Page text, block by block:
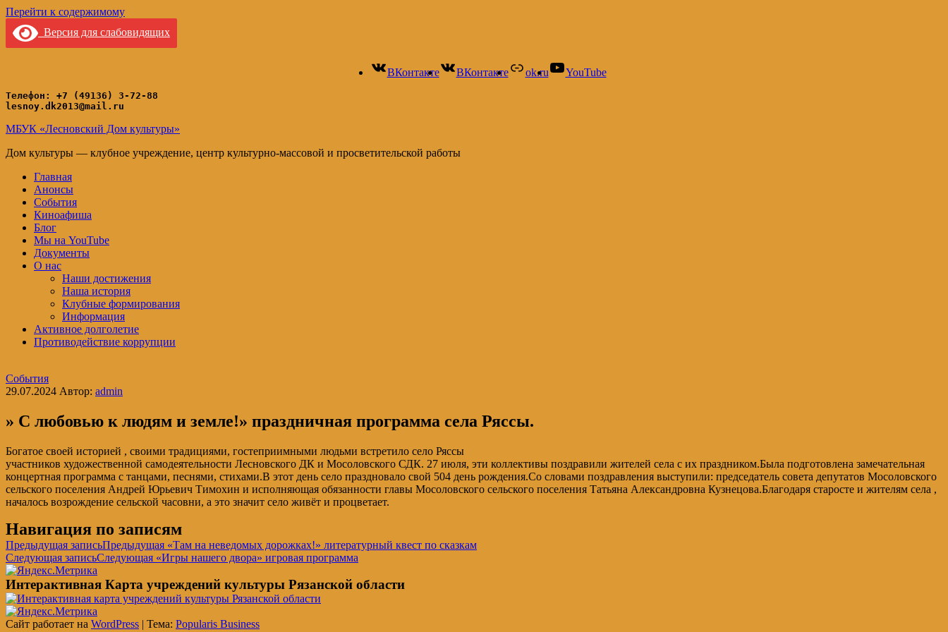
Перейти к содержимому
Версия для слабовидящих
ВКонтакте ВКонтакте ok.ru YouTube
Телефон: +7 (49136) 3-72-88
lesnoy.dk2013@mail.ru
МБУК «Лесновский Дом культуры»
Дом культуры — клубное учреждение, центр культурно-массовой и просветительской работы
Главная
Анонсы
События
Киноафиша
Блог
Мы на YouTube
Документы
О нас
Наши достижения
Наша история
Клубные формирования
Информация
Активное долголетие
Противодействие коррупции
События
29.07.2024 Автор: admin
» С любовью к людям и земле!» праздничная программа села Ряссы.
Богатое своей историей , своими традициями, гостеприимными людьми встретило село Ряссы
участников художественной самодеятельности Лесновского ДК и Мосоловского СДК. 27 июля, эти коллективы поздравили жителей села с их праздником.Была подготовлена замечательная
концертная программа с танцами, песнями, стихами.В этот день село праздновало свой 504 день рождения.Со словами поздравления выступили: председатель совета депутатов Мосоловского
сельского поселения Андрей Юрьевич Тимохин и исполняющая обязанности главы Мосоловского сельского поселения Татьяна Александровна Кузнецова.Благодаря старосте и жителям села ,
началось возрождение сельской часовни, а это значит село живёт и процветает.
Навигация по записям
Предыдущая записьПредыдущая «Там на неведомых дорожках!» литературный квест по сказкам
Следующая записьСледующая «Игры нашего двора» игровая программа
Интерактивная Карта учреждений культуры Рязанской области
Сайт работает на WordPress | Тема: Popularis Business